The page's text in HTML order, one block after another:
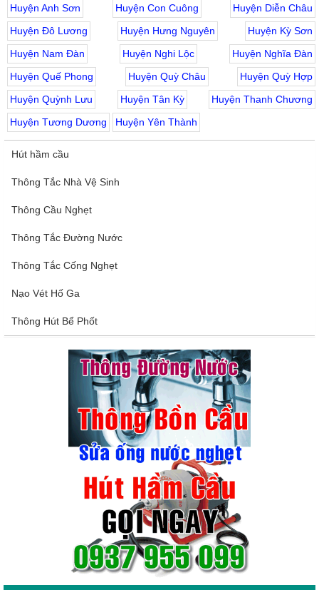
Huyện Anh Sơn
Huyện Con Cuông
Huyện Diễn Châu
Huyện Đô Lương
Huyện Hưng Nguyên
Huyện Kỳ Sơn
Huyện Nam Đàn
Huyện Nghi Lộc
Huyện Nghĩa Đàn
Huyện Quế Phong
Huyện Quỳ Châu
Huyện Quỳ Hợp
Huyện Quỳnh Lưu
Huyện Tân Kỳ
Huyện Thanh Chương
Huyện Tương Dương
Huyện Yên Thành
Hút hầm cầu
Thông Tắc Nhà Vệ Sinh
Thông Cầu Nghẹt
Thông Tắc Đường Nước
Thông Tắc Cống Nghẹt
Nạo Vét Hố Ga
Thông Hút Bể Phốt